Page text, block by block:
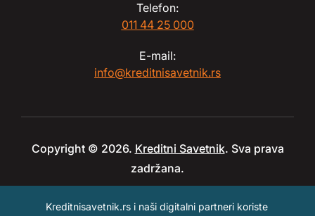
Telefon:
011 44 25 000
E-mail:
info@kreditnisavetnik.rs
Copyright © 2026. Kreditni Savetnik. Sva prava
zadržana.
Kreditnisavetnik.rs i naši digitalni partneri koriste